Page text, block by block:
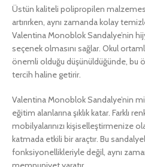
Üstün kaliteli polipropilen malzemesi,
artırırken, aynı zamanda kolay
Valentina Monoblok Sandalye’nin
seçenek olmasını sağlar. Okul
önemli olduğu düşünüldüğünde, bu
tercih haline getirir.
Valentina Monoblok Sandalye’nin
eğitim alanlarına şıklık katar. Farklı
mobilyalarınızı kişiselleştirmenize
katmada etkili bir araçtır. Bu
fonksiyonellikleriyle değil, aynı